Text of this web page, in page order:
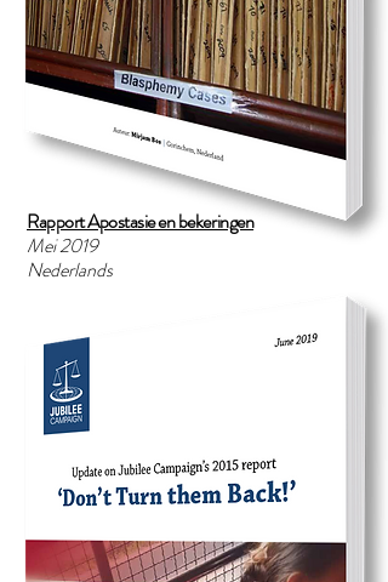
Rapport Apostasie en bekeringen
Mei 2019
Nederlands